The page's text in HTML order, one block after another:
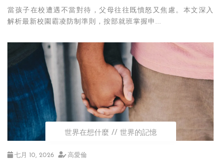
當孩子在校遭遇不當對待，父母往往既憤怒又焦慮。本文深入
解析最新校園霸凌防制準則，按部就班掌握申...
世界在想什麼 世界的記憶
七月 10, 2026 高愛倫